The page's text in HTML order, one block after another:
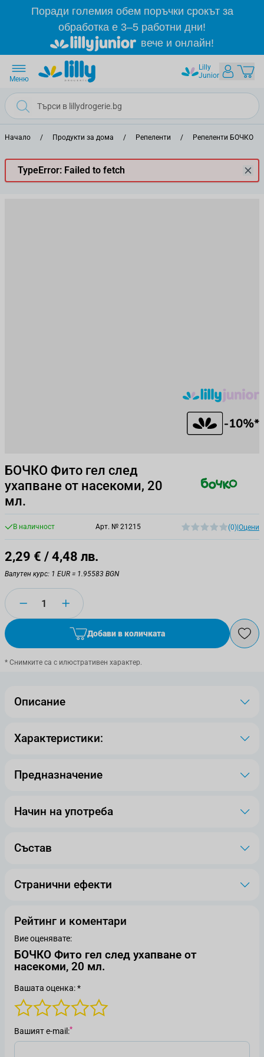
Прескачане към съдържанието
Поради големия обем поръчки срокът за
обработка е 3–5 работни дни!
вече и онлайн!
Lilly
Junior
Меню
Начало / Продукти за дома / Репеленти / Репеленти БОЧКО
TypeError: Failed to fetch
БОЧКО Фито гел след
ухапване от насекоми, 20
мл.
В наличност Арт. № 21215 (0) Оцени
2,29 € / 4,48 лв.
Валутен курс: 1 EUR = 1.95583 BGN
Количество
Добави в количката
* Снимките са с илюстративен характер.
Описание
Характеристики:
Предназначение
Начин на употреба
Състав
Странични ефекти
Рейтинг и коментари
Вие оценявате:
БОЧКО Фито гел след ухапване от
насекоми, 20 мл.
Вашата оценка: *
Вашият е-mail